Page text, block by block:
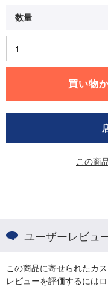
この商
ユーザーレビュ
この商品に寄せられたカ
レビューを評価するには